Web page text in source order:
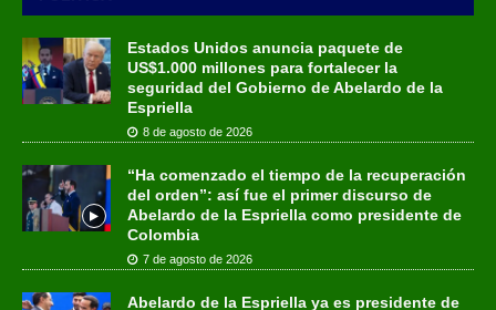
Estados Unidos anuncia paquete de
US$1.000 millones para fortalecer la
seguridad del Gobierno de Abelardo de la
Espriella
8 de agosto de 2026
“Ha comenzado el tiempo de la recuperación
del orden”: así fue el primer discurso de
Abelardo de la Espriella como presidente de
Colombia
7 de agosto de 2026
Abelardo de la Espriella ya es presidente de